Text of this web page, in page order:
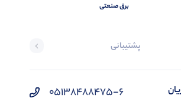
برق صنعتی
پشتیبانی
05138488475-6